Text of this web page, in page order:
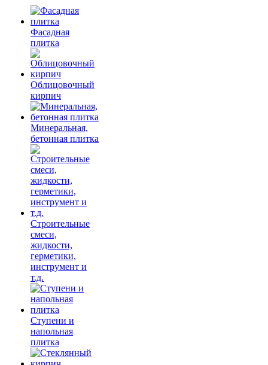
Фасадная
плитка
Облицовочный
кирпич
Минеральная,
бетонная плитка
Строительные
смеси,
жидкости,
герметики,
инструмент и
т.д.
Ступени и
напольная
плитка